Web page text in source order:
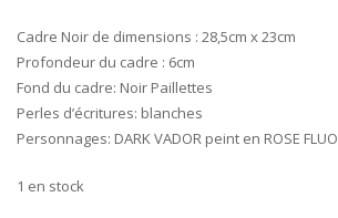
Cadre Noir de dimensions : 28,5cm x 23cm
Profondeur du cadre : 6cm
Fond du cadre: Noir Paillettes
Perles d’écritures: blanches
Personnages: DARK VADOR peint en ROSE FLUO
1 en stock